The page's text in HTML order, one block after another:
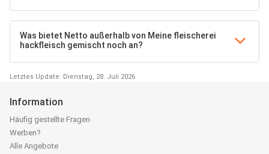
Was bietet Netto außerhalb von Meine fleischerei
hackfleisch gemischt noch an?
Letztes Update: Dienstag, 28. Juli 2026
Information
Häufig gestellte Fragen
Werben?
Alle Angebote